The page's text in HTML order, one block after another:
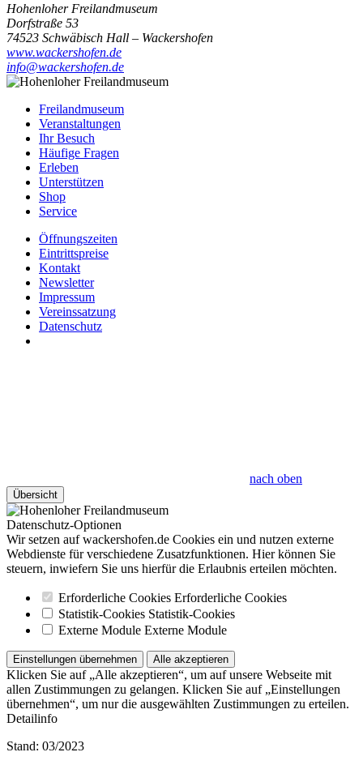
Hohenloher Freilandmuseum
Dorfstraße 53
74523 Schwäbisch Hall – Wackershofen
www.wackershofen.de
info@wackershofen.de
Freilandmuseum
Veranstaltungen
Ihr Besuch
Häufige Fragen
Erleben
Unterstützen
Shop
Service
Öffnungszeiten
Eintrittspreise
Kontakt
Newsletter
Impressum
Vereinssatzung
Datenschutz
nach oben
Übersicht
Datenschutz-Optionen
Wir setzen auf wackershofen.de Cookies ein und nutzen externe
Webdienste für verschiedene Zusatzfunktionen. Hier können Sie
steuern, inwiefern Sie uns hierfür die Erlaubnis erteilen möchten.
Erforderliche Cookies Erforderliche Cookies
Statistik-Cookies Statistik-Cookies
Externe Module Externe Module
Einstellungen übernehmen Alle akzeptieren
Klicken Sie auf „Alle akzeptieren“, um auf unsere Webseite mit
allen Zustimmungen zu gelangen. Klicken Sie auf „Einstellungen
übernehmen“, um nur die ausgewählten Zustimmungen zu erteilen.
Detailinfo
Stand: 03/2023